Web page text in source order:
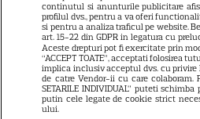
7
VEDETE
Ryan
Rider
Anunțul
a
continutul si anunturile publicitare
profilul dvs., pentru a va oferi
si pentru a analiza traficul pe website.
art. 15-22 din GDPR in legatura cu
Aceste drepturi pot fi exercitate prin
“ACCEPT TOATE”, acceptati folosirea
implica inclusiv acceptul dvs. cu
de catre Vendor-ii cu care colaboram.
SETARILE INDIVIDUAL” puteti
putin cele legate de cookie strict
ului.